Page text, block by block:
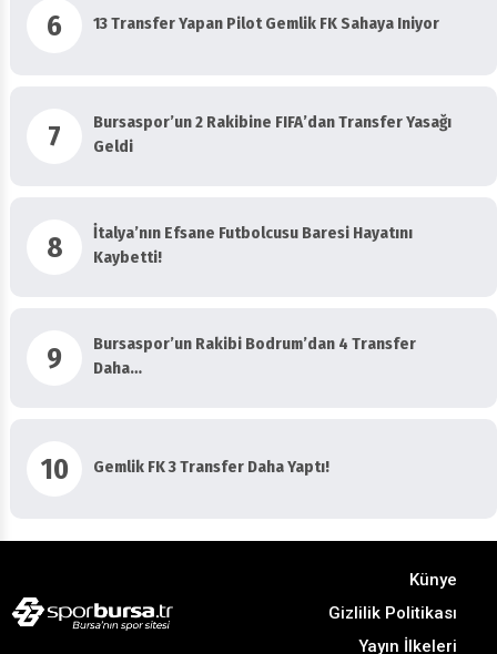
6 13 Transfer Yapan Pilot Gemlik FK Sahaya Iniyor
7
Bursaspor’un 2 Rakibine FIFA’dan Transfer Yasağı
8
İtalya’nın Efsane Futbolcusu Baresi Hayatını
Kaybetti!
9
Bursaspor’un Rakibi Bodrum’dan 4 Transfer
10 Gemlik FK 3 Transfer Daha Yaptı!
Künye